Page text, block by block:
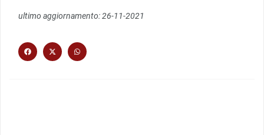
ultimo aggiornamento: 26-11-2021